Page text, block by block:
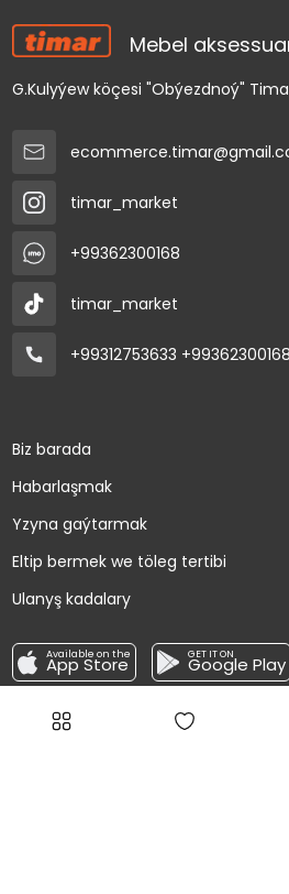
Mebel
G.Kulyýew köçesi "Obýezdnoý"
timar_market
+99362300168
timar_market
+99312753633 +99362300168
Biz barada
Habarlaşmak
Yzyna gaýtarmak
Eltip bermek we töleg tertibi
Ulanyş kadalary
Available on the
App Store GET IT ON
Google Play